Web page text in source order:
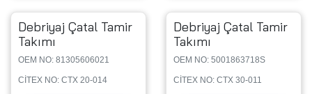
Debriyaj Çatal Tamir
Takımı
OEM NO: 81305606021
CİTEX NO: CTX 20-014
Debriyaj Çatal Tamir
Takımı
OEM NO: 5001863718S
CİTEX NO: CTX 30-011